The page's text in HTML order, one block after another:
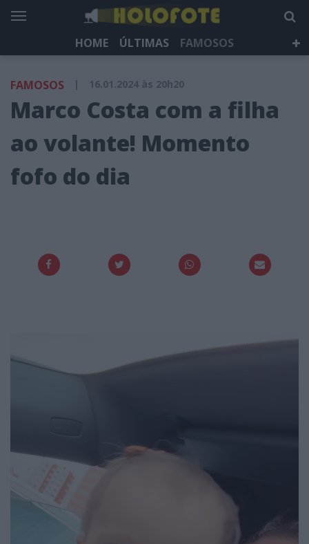
HOME ÚLTIMAS
FAMOSOS
HOLOFOTE TV
NEWSLETTER
FAMOSOS | 16.01.2024 às 20h20
Marco Costa com a filha
ao volante! Momento
fofo do dia